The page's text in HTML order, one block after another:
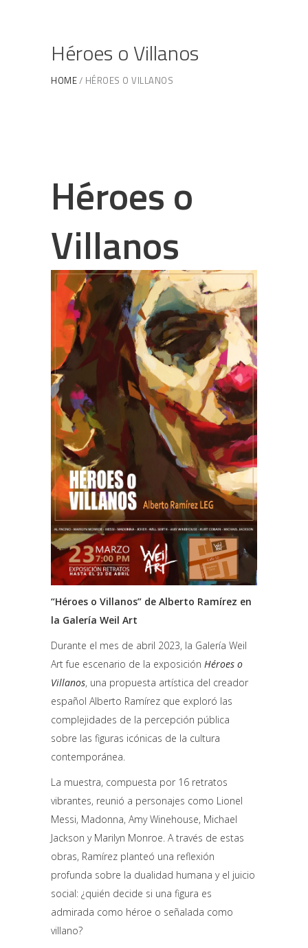
Héroes o Villanos
HOME HÉROES O VILLANOS
Héroes o
Villanos
“Héroes o Villanos” de Alberto Ramírez en
la Galería Weil Art
Durante el mes de abril 2023, la Galería Weil
Art fue escenario de la exposición Héroes o
Villanos, una propuesta artística del creador
español Alberto Ramírez que exploró las
complejidades de la percepción pública
sobre las figuras icónicas de la cultura
contemporánea.
La muestra, compuesta por 16 retratos
vibrantes, reunió a personajes como Lionel
Messi, Madonna, Amy Winehouse, Michael
Jackson y Marilyn Monroe. A través de estas
obras, Ramírez planteó una reflexión
profunda sobre la dualidad humana y el juicio
social: ¿quién decide si una figura es
admirada como héroe o señalada como
villano?